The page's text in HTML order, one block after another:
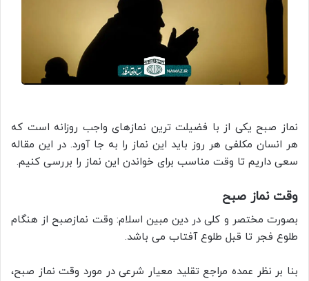
نماز صبح یکی از با فضیلت ترین نمازهای واجب روزانه است که
هر انسان مکلفی هر روز باید این نماز را به جا آورد. در این مقاله
سعی داریم تا وقت مناسب برای خواندن این نماز را بررسی کنیم.
وقت نماز صبح
بصورت مختصر و کلی در دین مبین اسلام: وقت نمازصبح از هنگام
طلوع فجر تا قبل طلوع آفتاب می باشد.
بنا بر نظر عمده مراجع تقلید معیار شرعی در مورد وقت نماز صبح،